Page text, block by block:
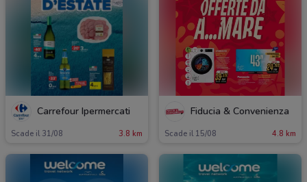
Carrefour Ipermercati
Scade il 31/08 3.8 km
Fiducia & Convenienza
Scade il 15/08 4.8 km